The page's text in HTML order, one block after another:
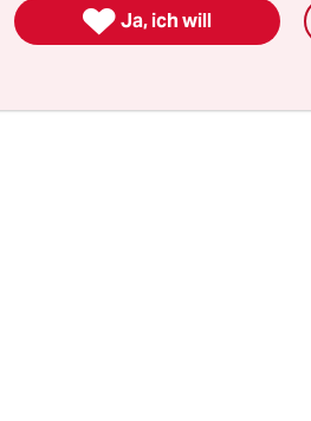
 Ja, ich will